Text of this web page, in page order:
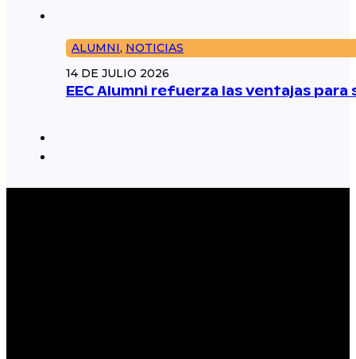
ALUMNI, NOTICIAS
14 DE JULIO 2026
EEC Alumni refuerza las ventajas